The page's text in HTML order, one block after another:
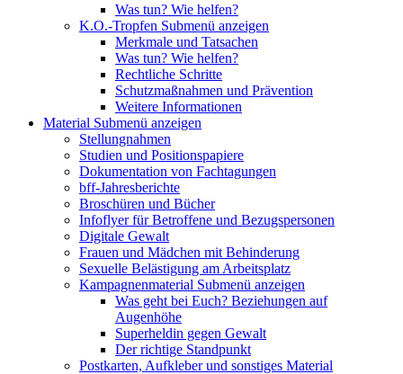
Was tun? Wie helfen?
K.O.-Tropfen Submenü anzeigen
Merkmale und Tatsachen
Was tun? Wie helfen?
Rechtliche Schritte
Schutzmaßnahmen und Prävention
Weitere Informationen
Material Submenü anzeigen
Stellungnahmen
Studien und Positionspapiere
Dokumentation von Fachtagungen
bff-Jahresberichte
Broschüren und Bücher
Infoflyer für Betroffene und Bezugspersonen
Digitale Gewalt
Frauen und Mädchen mit Behinderung
Sexuelle Belästigung am Arbeitsplatz
Kampagnenmaterial Submenü anzeigen
Was geht bei Euch? Beziehungen auf
Augenhöhe
Superheldin gegen Gewalt
Der richtige Standpunkt
Postkarten, Aufkleber und sonstiges Material